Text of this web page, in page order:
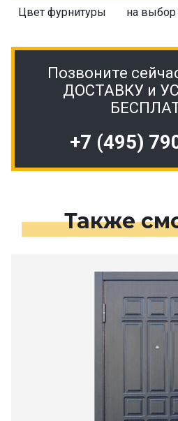
Цвет фурнитуры на выбор
Позвоните
ДОСТАВКУ и
+7 (495)
Также